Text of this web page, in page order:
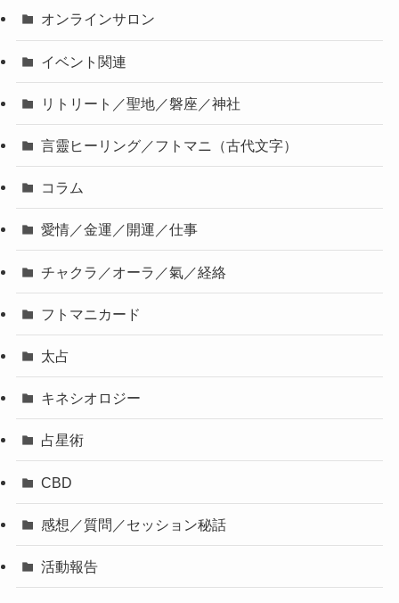
オンラインサロン
イベント関連
リトリート／聖地／磐座／神社
言靈ヒーリング／フトマニ（古代文字）
コラム
愛情／金運／開運／仕事
チャクラ／オーラ／氣／経絡
フトマニカード
太占
キネシオロジー
占星術
CBD
感想／質問／セッション秘話
活動報告